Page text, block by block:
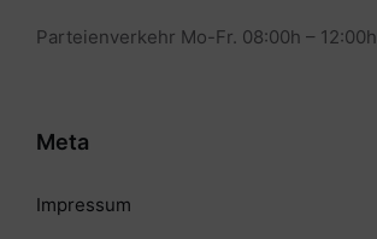
Parteienverkehr Mo-Fr. 08:00h – 12:00h
Meta
Impressum